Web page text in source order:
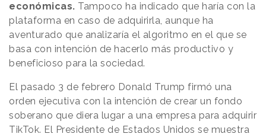
económicas. Tampoco ha indicado que haría con la
plataforma en caso de adquirirla, aunque ha
aventurado que analizaría el algoritmo en el que se
basa con intención de hacerlo más productivo y
beneficioso para la sociedad.
El pasado 3 de febrero Donald Trump firmó una
orden ejecutiva con la intención de crear un fondo
soberano que diera lugar a una empresa para adquirir
TikTok. El Presidente de Estados Unidos se muestra